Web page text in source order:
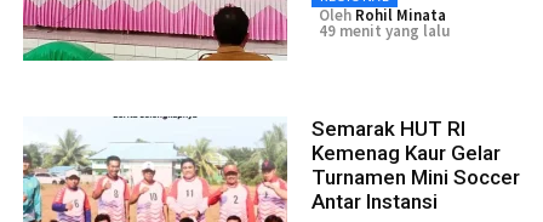
Oleh Rohil Minata
49 menit yang lalu
Semarak HUT RI
Kemenag Kaur Gelar
Turnamen Mini Soccer
Antar Instansi